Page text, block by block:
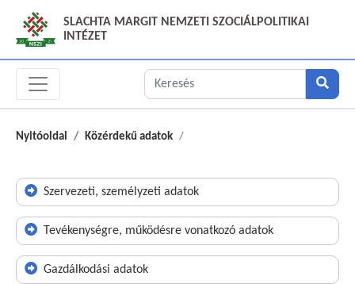
SLACHTA MARGIT NEMZETI SZOCIÁLPOLITIKAI
INTÉZET
Nyitóoldal Közérdekű adatok
Szervezeti, személyzeti adatok
Tevékenységre, működésre vonatkozó adatok
Gazdálkodási adatok